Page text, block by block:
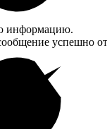
информацию.
успешно